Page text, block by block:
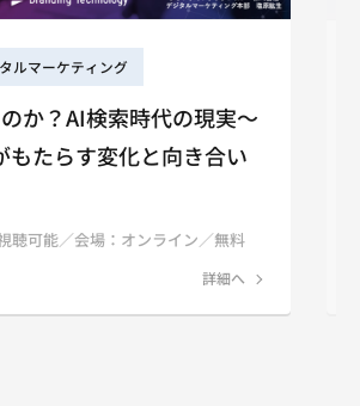
ルマーケティング
か？AI検索時代の現実～
もたらす変化と向き合い
聴可能／会場：オンライン／無料
詳細へ